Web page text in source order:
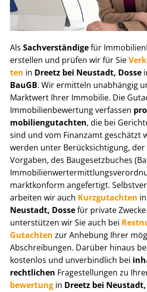
Als Sachverständigefür
erstellen und prüfen wir für Sie
ten in Dreetz bei Neustadt, Dosse
BauGB. Wir ermitteln unabhängig
Marktwert Ihrer Immobilie. Die
Im­mo­bi­li­en­be­wer­tung verfassen
mo­bi­li­en­gut­ach­ten, die bei
sind und vom Finanzamt geschätzt
werden unter Be­rück­sich­ti­gung, der
Vorgaben, des Baugesetzbuches
marktkonform angefertigt.
arbeiten wir auch Kurzgutachten in
Neustadt, Dossefür private
unterstützen wir Sie auch bei
Gutachten zur Anhebung Ihrer
Abschreibungen. Darüber hinaus
kostenlos und unverbindlich bei
rechtlichen Fragestellungen zu
be­wer­tung in Dreetz bei Neustadt,